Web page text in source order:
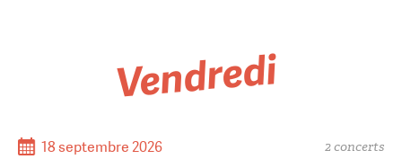
Vendredi
18 septembre 2026 2 concerts